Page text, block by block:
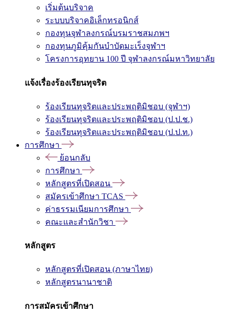
เริ่มต้นบริจาค
ระบบบริจาคอิเล็กทรอนิกส์
กองทุนจุฬาลงกรณ์บรมราชสมภพฯ
กองทุนภูมิคุ้มกันบำบัดมะเร็งจุฬาฯ
โครงการอุทยาน 100 ปี จุฬาลงกรณ์มหาวิทยาลัย
แจ้งเรื่องร้องเรียนทุจริต
ร้องเรียนทุจริตและประพฤติมิชอบ (จุฬาฯ)
ร้องเรียนทุจริตและประพฤติมิชอบ (ป.ป.ช.)
ร้องเรียนทุจริตและประพฤติมิชอบ (ป.ป.ท.)
การศึกษา
ย้อนกลับ
การศึกษา
หลักสูตรที่เปิดสอน
สมัครเข้าศึกษา TCAS
ค่าธรรมเนียมการศึกษา
คณะและสำนักวิชา
หลักสูตร
หลักสูตรที่เปิดสอน (ภาษาไทย)
หลักสูตรนานาชาติ
การสมัครเข้าศึกษา